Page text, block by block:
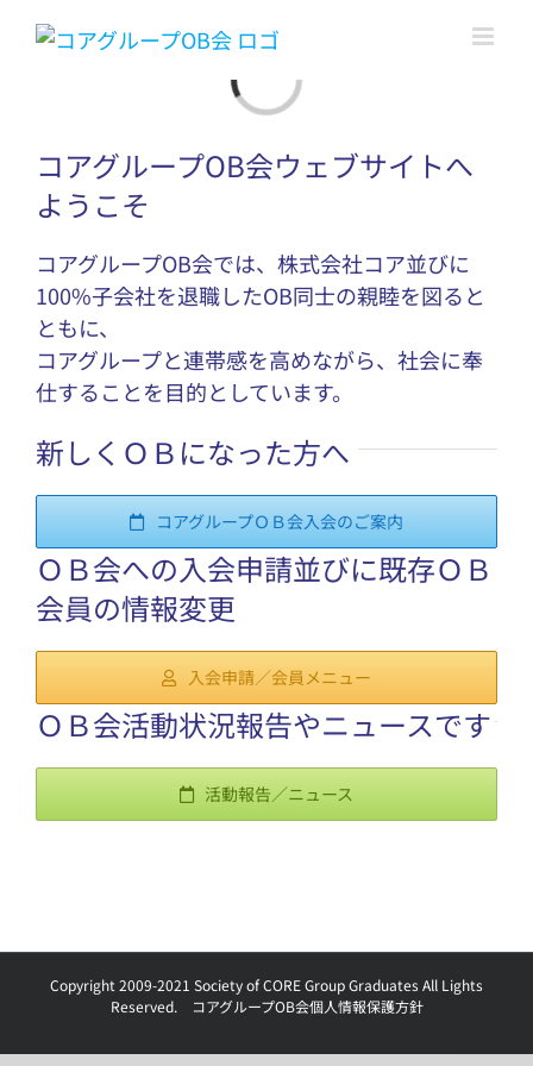
Loading...
コアグループOB会ウェブサイトへ
ようこそ
コアグループOB会では、株式会社コア並びに
100%子会社を退職したOB同士の親睦を図ると
ともに、
コアグループと連帯感を高めながら、社会に奉
仕することを目的としています。
新しくＯＢになった方へ
コアグループＯＢ会入会のご案内
ＯＢ会への入会申請並びに既存ＯＢ
会員の情報変更
入会申請／会員メニュー
ＯＢ会活動状況報告やニュースです
活動報告／ニュース
Copyright 2009-2021 Society of CORE Group Graduates All Lights
Reserved.
コアグループOB会個人情報保護方針